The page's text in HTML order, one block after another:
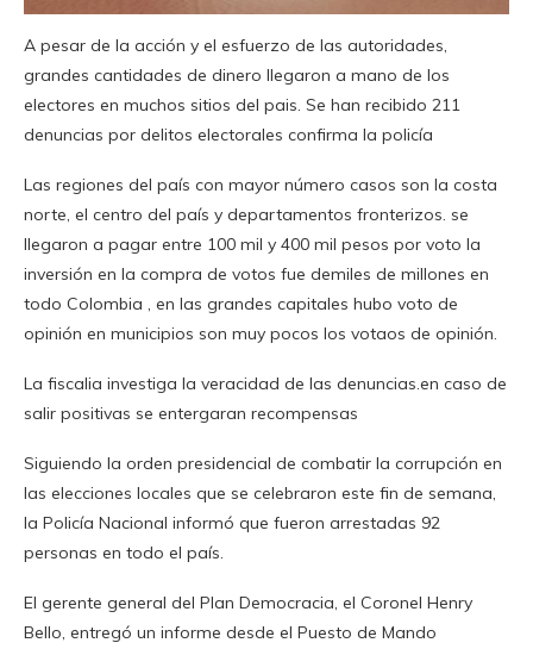
A pesar de la acción y el esfuerzo de las autoridades,
grandes cantidades de dinero llegaron a mano de los
electores en muchos sitios del pais. Se han recibido 211
denuncias por delitos electorales confirma la policía
Las regiones del país con mayor número casos son la costa
norte, el centro del país y departamentos fronterizos. se
llegaron a pagar entre 100 mil y 400 mil pesos por voto la
inversión en la compra de votos fue demiles de millones en
todo Colombia , en las grandes capitales hubo voto de
opinión en municipios son muy pocos los votaos de opinión.
La fiscalia investiga la veracidad de las denuncias.en caso de
salir positivas se entergaran recompensas
Siguiendo la orden presidencial de combatir la corrupción en
las elecciones locales que se celebraron este fin de semana,
la Policía Nacional informó que fueron arrestadas 92
personas en todo el país.
El gerente general del Plan Democracia, el Coronel Henry
Bello, entregó un informe desde el Puesto de Mando